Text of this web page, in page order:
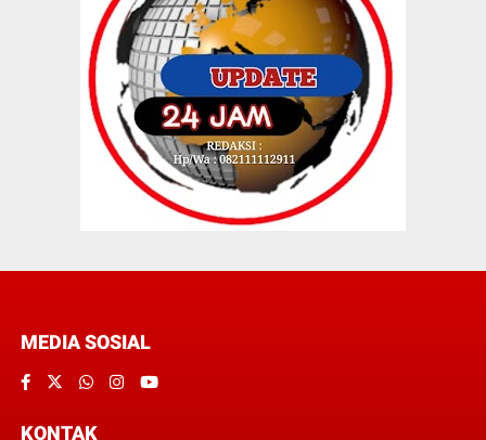
MEDIA SOSIAL
KONTAK